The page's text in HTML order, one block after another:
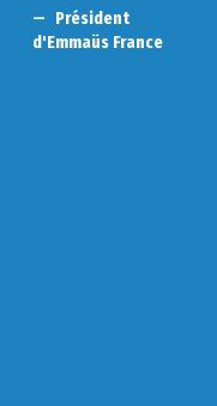
Président
d'Emmaüs France